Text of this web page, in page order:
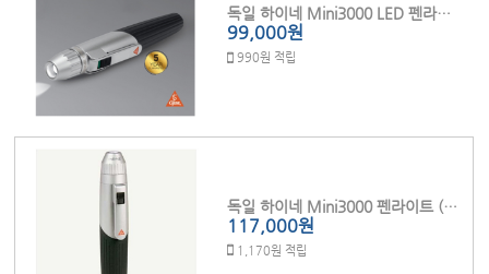
독일 하이네 Mini3000 LED 펜라이트 (중) Mini-c
99,000원
990원 적립
독일 하이네 Mini3000 펜라이트 (대) D73L
117,000원
1,170원 적립